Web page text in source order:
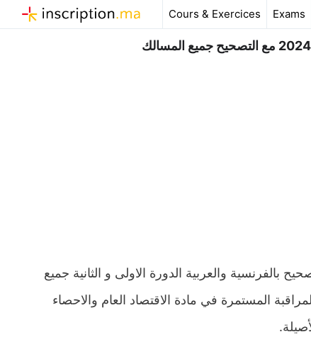
au
Cours & Exercices Exams
العام والاحصاء الثانية باك 2023-2024 مع التصحيح بالفرنسية والعربية الدورة الاولى و الثانية جميع
المستمرة في مادة الاقتصاد العام والاحصاء